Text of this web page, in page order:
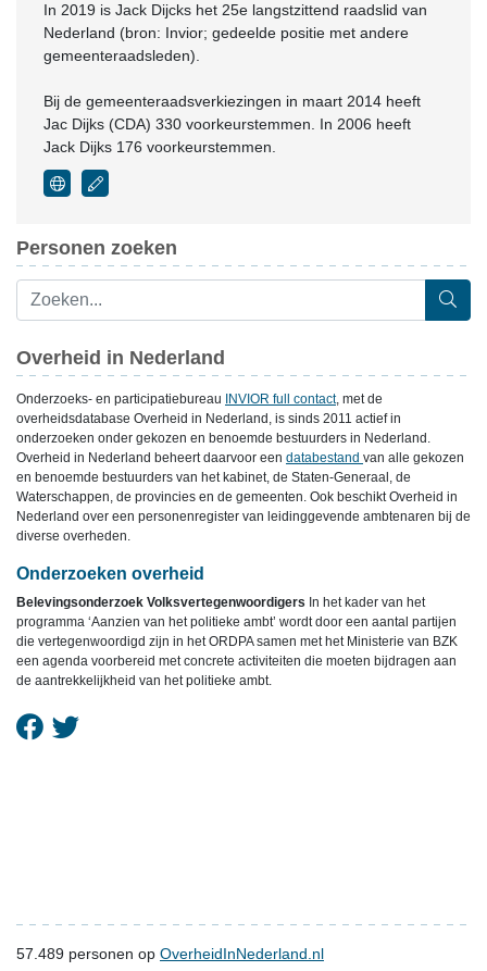
In 2019 is Jack Dijcks het 25e langstzittend raadslid van
Nederland (bron: Invior; gedeelde positie met andere
gemeenteraadsleden).
Bij de gemeenteraadsverkiezingen in maart 2014 heeft
Jac Dijks (CDA) 330 voorkeurstemmen. In 2006 heeft
Jack Dijks 176 voorkeurstemmen.
Personen zoeken
Overheid in Nederland
Onderzoeks- en participatiebureau INVIOR full contact, met de
overheidsdatabase Overheid in Nederland, is sinds 2011 actief in
onderzoeken onder gekozen en benoemde bestuurders in Nederland.
Overheid in Nederland beheert daarvoor een databestand van alle gekozen
en benoemde bestuurders van het kabinet, de Staten-Generaal, de
Waterschappen, de provincies en de gemeenten. Ook beschikt Overheid in
Nederland over een personenregister van leidinggevende ambtenaren bij de
diverse overheden.
Onderzoeken overheid
Belevingsonderzoek Volksvertegenwoordigers In het kader van het
programma ‘Aanzien van het politieke ambt’ wordt door een aantal partijen
die vertegenwoordigd zijn in het ORDPA samen met het Ministerie van BZK
een agenda voorbereid met concrete activiteiten die moeten bijdragen aan
de aantrekkelijkheid van het politieke ambt.
57.489 personen op OverheidInNederland.nl